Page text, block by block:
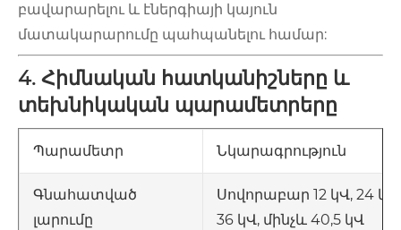
բավարարելու և էներգիայի կայուն
մատակարարումը պահպանելու համար:
4. Հիմնական հատկանիշները և
տեխնիկական պարամետրերը
Պարամետր Նկարագրություն
Գնահատված
լարումը
Սովորաբար 12 կՎ, 24 կՎ,
36 կՎ, մինչև 40,5 կՎ